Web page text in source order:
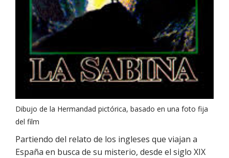
Dibujo de la Hermandad pictórica, basado en una foto fija
del film
Partiendo del relato de los ingleses que viajan a
España en busca de su misterio, desde el siglo XIX